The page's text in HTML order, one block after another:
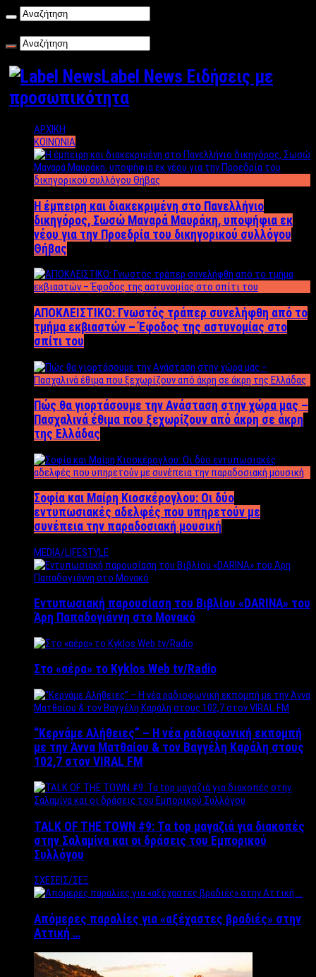
Label News Ειδήσεις με
προσωπικότητα
ΑΡΧΙΚΗ
ΚΟΙΝΩΝΙΑ
Η έμπειρη και διακεκριμένη στο Πανελλήνιο
δικηγόρος, Σωσώ Μαναρά Μαυράκη, υποψήφια εκ
νέου για την Προεδρία του δικηγορικού συλλόγου
Θήβας
ΑΠΟΚΛΕΙΣΤΙΚΟ: Γνωστός τράπερ συνελήφθη από το
τμήμα εκβιαστών – Έφοδος της αστυνομίας στο
σπίτι του
Πώς θα γιορτάσουμε την Ανάσταση στην χώρα μας –
Πασχαλινά έθιμα που ξεχωρίζουν από άκρη σε άκρη
της Ελλάδας
Σοφία και Μαίρη Κιοσκέρογλου: Οι δύο
εντυπωσιακές αδελφές που υπηρετούν με
συνέπεια την παραδοσιακή μουσική
MEDIA/LIFESTYLE
Εντυπωσιακή παρουσίαση του Βιβλίου «DARINA» του
Άρη Παπαδογιάννη στο Μονακό
Στο «αέρα» το Kyklos Web tv/Radio
“Kερνάμε Αλήθειες” – Η νέα ραδιοφωνική εκπομπή
με την Άννα Ματθαίου & τον Βαγγέλη Καράλη στους
102,7 στον VIRAL FM
TALK OF THE TOWN #9: Τα top μαγαζιά για διακοπές
στην Σαλαμίνα και οι δράσεις του Εμπορικού
Συλλόγου
ΣΧΕΣΕΙΣ/ΣΕΞ
Απόμερες παραλίες για «αξέχαστες βραδιές» στην
Αττική …